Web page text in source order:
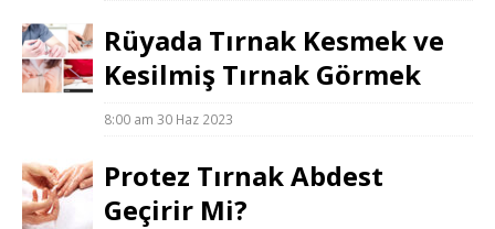
Rüyada Tırnak Kesmek ve
Kesilmiş Tırnak Görmek
8:00 am 30 Haz 2023
Protez Tırnak Abdest
Geçirir Mi?